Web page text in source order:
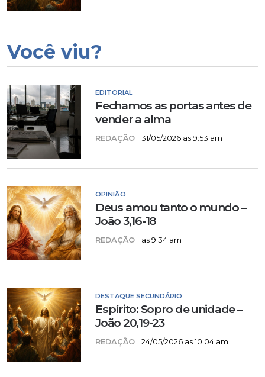
Você viu?
EDITORIAL
Fechamos as portas antes de
vender a alma
REDAÇÃO 31/05/2026 as 9:53 am
OPINIÃO
Deus amou tanto o mundo –
João 3,16-18
REDAÇÃO as 9:34 am
DESTAQUE SECUNDÁRIO
Espírito: Sopro de unidade –
João 20,19-23
REDAÇÃO 24/05/2026 as 10:04 am